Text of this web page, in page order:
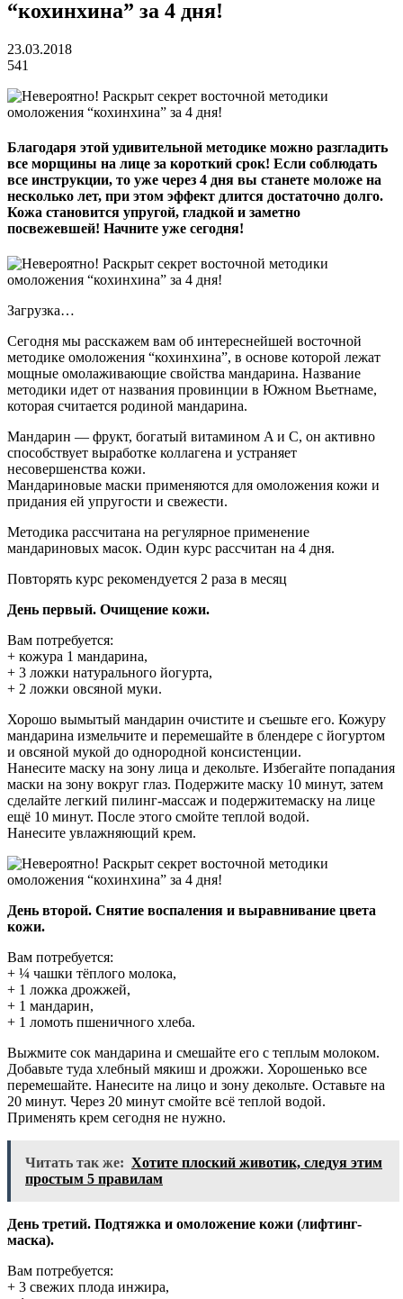
“кохинхина” за 4 дня!
23.03.2018
541
Благодаря этой удивительной методике можно разгладить
все морщины на лице за короткий срок! Если соблюдать
все инструкции, то уже через 4 дня вы станете моложе на
несколько лет, при этом эффект длится достаточно долго.
Кожа становится упругой, гладкой и заметно
посвежевшей! Начните уже сегодня!
Загрузка…
Сегодня мы расскажем вам об интереснейшей восточной
методике омоложения “кохинхина”, в основе которой лежат
мощные омолаживающие свойства мандарина. Название
методики идет от названия провинции в Южном Вьетнаме,
которая считается родиной мандарина.
Мандарин — фрукт, богатый витамином A и C, он активно
способствует выработке коллагена и устраняет
несовершенства кожи.
Мандариновые маски применяются для омоложения кожи и
придания ей упругости и свежести.
Методика рассчитана на регулярное применение
мандариновых масок. Один курс рассчитан на 4 дня.
Повторять курс рекомендуется 2 раза в месяц
День первый. Очищение кожи.
Вам потребуется:
+ кожура 1 мандарина,
+ 3 ложки натурального йогурта,
+ 2 ложки овсяной муки.
Хорошо вымытый мандарин очистите и съешьте его. Кожуру
мандарина измельчите и перемешайте в блендере с йогуртом
и овсяной мукой до однородной консистенции.
Нанесите маску на зону лица и декольте. Избегайте попадания
маски на зону вокруг глаз. Подержите маску 10 минут, затем
сделайте легкий пилинг-массаж и подержитемаску на лице
ещё 10 минут. После этого смойте теплой водой.
Нанесите увлажняющий крем.
День второй. Снятие воспаления и выравнивание цвета
кожи.
Вам потребуется:
+ ¼ чашки тёплого молока,
+ 1 ложка дрожжей,
+ 1 мандарин,
+ 1 ломоть пшеничного хлеба.
Выжмите сок мандарина и смешайте его с теплым молоком.
Добавьте туда хлебный мякиш и дрожжи. Хорошенько все
перемешайте. Нанесите на лицо и зону декольте. Оставьте на
20 минут. Через 20 минут смойте всё теплой водой.
Применять крем сегодня не нужно.
Читать так же: Хотите плоский животик, следуя этим
простым 5 правилам
День третий. Подтяжка и омоложение кожи (лифтинг-
маска).
Вам потребуется:
+ 3 свежих плода инжира,